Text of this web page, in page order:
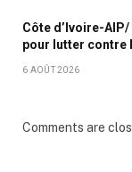
Côte d’Ivoire-
pour lutter contre
6 AOÛT 2026
Comments are